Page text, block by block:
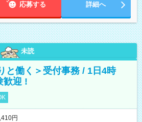
応募する 詳細へ
未読
と働く＞受付事務 / 1日4時
歓迎 !
円